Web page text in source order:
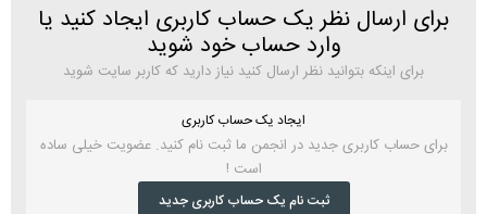
برای ارسال نظر یک حساب کاربری ایجاد کنید یا
وارد حساب خود شوید
برای اینکه بتوانید نظر ارسال کنید نیاز دارید که کاربر سایت شوید
ایجاد یک حساب کاربری
برای حساب کاربری جدید در انجمن ما ثبت نام کنید. عضویت خیلی ساده
است !
ثبت نام یک حساب کاربری جدید